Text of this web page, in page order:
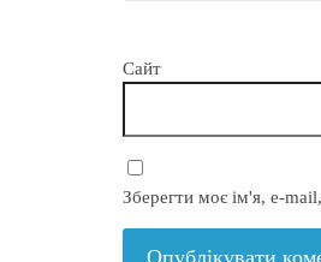
Сайт
Зберегти моє ім'я, e-